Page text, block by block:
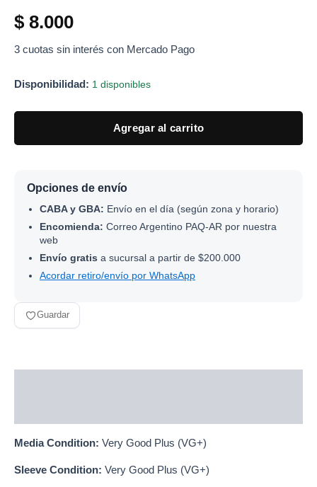
$ 8.000
3 cuotas sin interés con Mercado Pago
Disponibilidad: 1 disponibles
Agregar al carrito
Opciones de envío
CABA y GBA: Envío en el día (según zona y horario)
Encomienda: Correo Argentino PAQ-AR por nuestra
web
Envío gratis a sucursal a partir de $200.000
Acordar retiro/envío por WhatsApp
Guardar
Media Condition: Very Good Plus (VG+)
Sleeve Condition: Very Good Plus (VG+)